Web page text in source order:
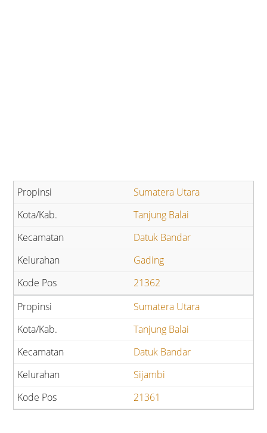
Sumatera Utara
Tanjung Balai
Datuk Bandar
Gading
21362
Sumatera Utara
Tanjung Balai
Datuk Bandar
Sijambi
21361